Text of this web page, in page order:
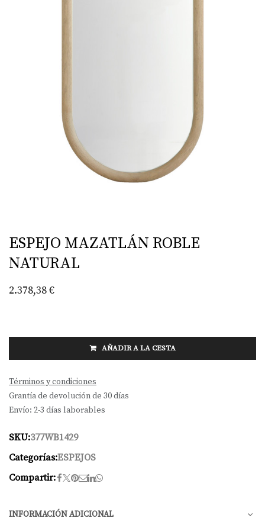
ESPEJO MAZATLÁN ROBLE
NATURAL
2.378,38€
AÑADIR A LA CESTA
Términos y condiciones
Grantía de devolución de 30 días
Envío: 2-3 días laborables
SKU:377WB1429
Categorías:ESPEJOS
Compartir:
INFORMACIÓN ADICIONAL